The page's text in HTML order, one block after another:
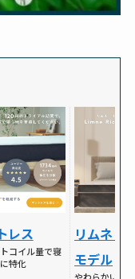
レス
コイル量で寝
特化
リムネリ
モデル
やわらかい独